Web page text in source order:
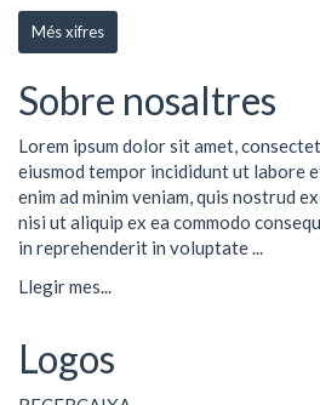
Més xifres
Sobre nosaltres
Lorem ipsum dolor sit amet,
eiusmod tempor incididunt ut labore
enim ad minim veniam, quis nostrud
nisi ut aliquip ex ea commodo
in reprehenderit in voluptate ...
Llegir mes...
Logos